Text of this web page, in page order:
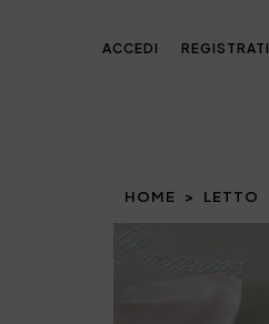
ACCEDI REGISTRATI
HOME LETTO
Prev